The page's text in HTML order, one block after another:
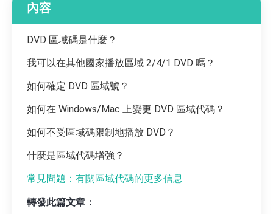
內容
DVD 區域碼是什麼？
我可以在其他國家播放區域 2/4/1 DVD 嗎？
如何確定 DVD 區域號？
如何在 Windows/Mac 上變更 DVD 區域代碼？
如何不受區域碼限制地播放 DVD？
什麼是區域代碼增強？
常見問題：有關區域代碼的更多信息
轉發此篇文章：